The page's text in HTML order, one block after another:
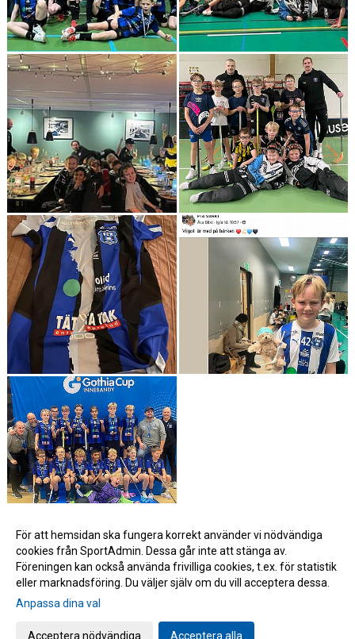
Gå till Webbversion
För att hemsidan ska fungera korrekt använder vi nödvändiga
cookies från SportAdmin. Dessa går inte att stänga av.
Föreningen kan också använda frivilliga cookies, t.ex. för statistik
eller marknadsföring. Du väljer själv om du vill acceptera dessa.
Anpassa dina val
Acceptera nödvändiga Acceptera alla